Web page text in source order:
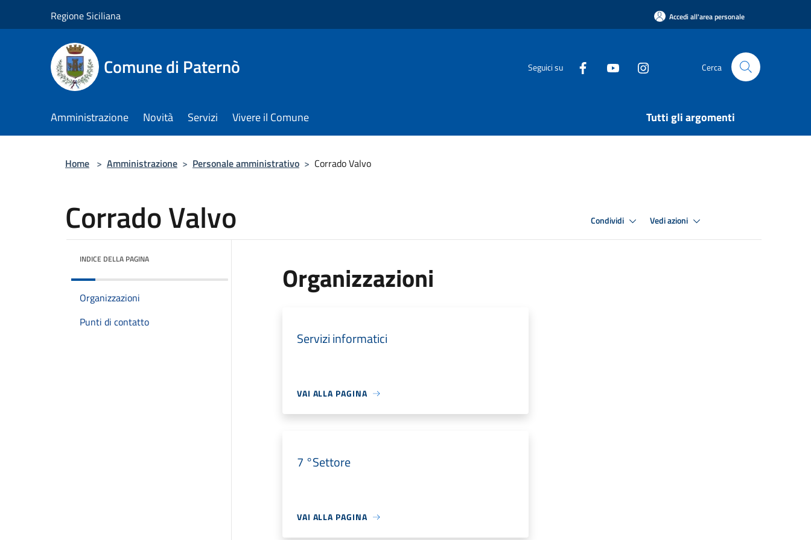
Regione Siciliana Accedi all'area personale
Comune di Paternò Seguici su Cerca
Amministrazione Novità Servizi Vivere il Comune Tutti gli argomenti
Home > Amministrazione > Personale amministrativo > Corrado Valvo
Corrado Valvo Condividi Vedi azioni
INDICE DELLA PAGINA
Organizzazioni
Punti di contatto
Organizzazioni
Servizi informatici
VAI ALLA PAGINA
7 °Settore
VAI ALLA PAGINA